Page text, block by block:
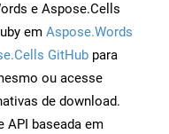
e Aspose.Cells
em Aspose.Words
GitHub para
ou acesse
de download.
API baseada em